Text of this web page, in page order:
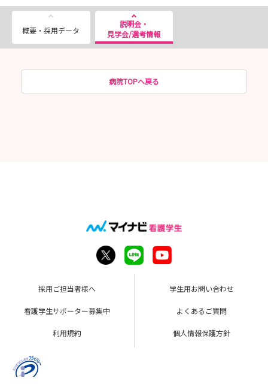
概要・採用データ
説明会・
見学会/選考情報
病院TOPへ戻る
採用ご担当者様へ 学生用お問い合わせ
看護学生サポーター募集中 よくあるご質問
利用規約 個人情報保護方針